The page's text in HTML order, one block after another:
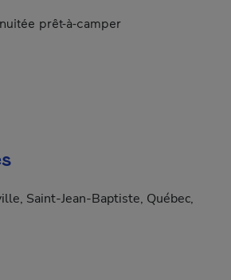
prêt-à-camper
Saint-Jean-Baptiste, Québec,